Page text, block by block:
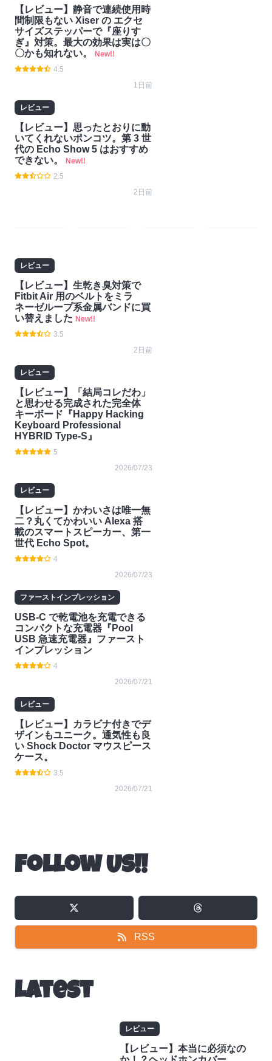
【レビュー】静音で連続使用時
間制限もない Xiser の エクセ
サイズステッパーで『座りす
ぎ』対策。最大の効果は実は〇
〇かも知れない。
New!!
4.5
1日前
レビュー
【レビュー】思ったとおりに動
いてくれないポンコツ。第 3 世
代の Echo Show 5 はおすすめ
できない。
New!!
2.5
2日前
ジェ
ット
レビュー
【レビュー】生乾き臭対策で
Fitbit Air 用のベルトをミラ
ネーゼループ系金属バンドに買
い替えました New!!
3.5
2日前
レビュー
【レビュー】「結局コレだわ」
と思わせる完成された完全体
キーボード『Happy Hacking
Keyboard Professional
HYBRID Type-S』
5
2026/07/23
レビュー
【レビュー】かわいさは唯一無
二？丸くてかわいい Alexa 搭
載のスマートスピーカー、第一
世代 Echo Spot。
4
2026/07/23
ファーストインプレッション
USB-C で乾電池を充電できる
コンパクトな充電器『Pool
USB 急速充電器』ファースト
インプレッション
4
2026/07/21
レビュー
【レビュー】カラビナ付きでデ
ザインもユニーク。通気性も良
い Shock Doctor マウスピース
ケース。
3.5
2026/07/21
Follow Us!!
RSS
Latest
レビュー
【レビュー】本当に必須なの